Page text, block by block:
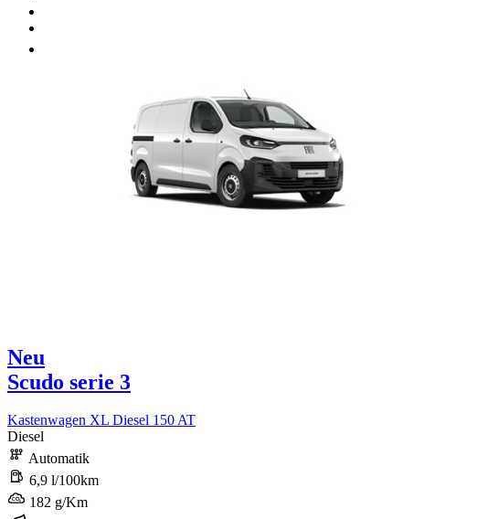
Neu
Scudo serie 3
Kastenwagen XL Diesel 150 AT
Diesel
Automatik
6,9 l/100km
182 g/Km